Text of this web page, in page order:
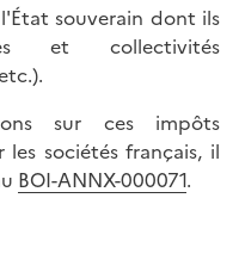
souverain dont ils
et collectivités
sur ces impôts
sociétés français, il
BOI-ANNX-000071.